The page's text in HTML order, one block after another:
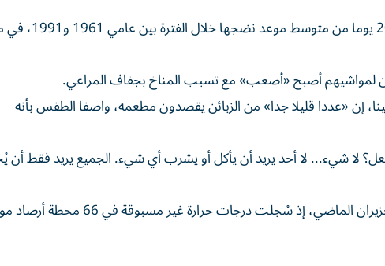
وأضافت الوكالة أن ثمار المشمش بدأت تنضج قبل نحو 20
لمواشيهم أصبح «أصعب» مع تسبب المناخ بجفاف المراعي.
مطعما في فيينا، إن «عددا قليلا جدا» من الزبائن يقصدون مطعمه، واصفا الطقس بأنه
لا شيء... لا أحد يريد أن يأكل أو يشرب أي شيء. الجميع يريد فقط
وكانت النمسا قد شهدت أيضا أطول موجة حرّ في يونيو/حزيران الماضي، إذ سُجلت درجات حرارة غير